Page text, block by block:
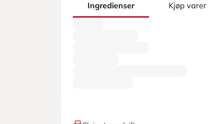
Ingredienser Kjøp varer